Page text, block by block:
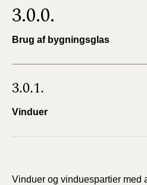
3.0.0.
Brug af bygningsglas
3.0.1.
Vinduer
Vinduer og vinduespartier med